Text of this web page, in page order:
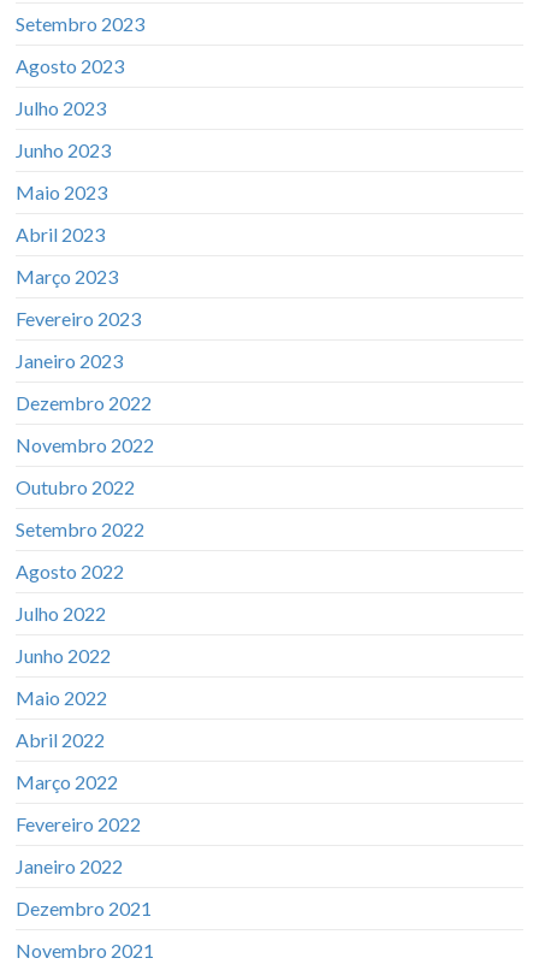
Setembro 2023
Agosto 2023
Julho 2023
Junho 2023
Maio 2023
Abril 2023
Março 2023
Fevereiro 2023
Janeiro 2023
Dezembro 2022
Novembro 2022
Outubro 2022
Setembro 2022
Agosto 2022
Julho 2022
Junho 2022
Maio 2022
Abril 2022
Março 2022
Fevereiro 2022
Janeiro 2022
Dezembro 2021
Novembro 2021